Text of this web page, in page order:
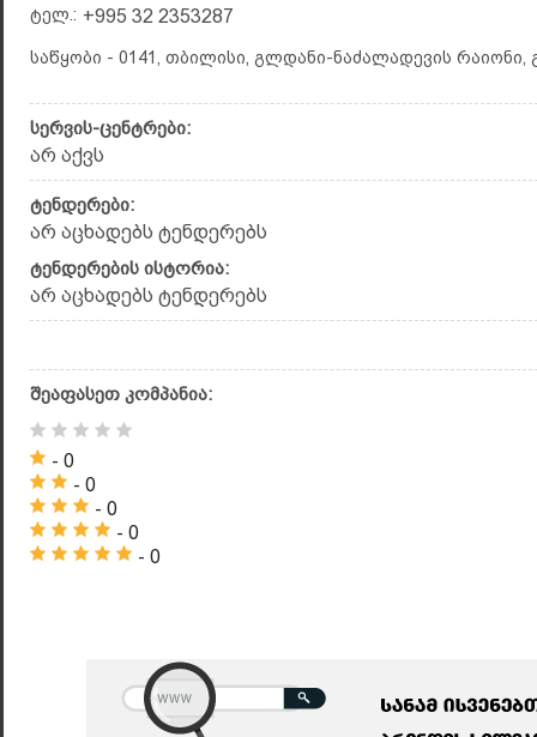
ტელ.: +995 32 2353287
საწყობი - 0141, თბილისი, გლდანი-ნაძალადევის რაიონი,
სერვის-ცენტრები:
არ აქვს
ტენდერები:
არ აცხადებს ტენდერებს
ტენდერების ისტორია:
არ აცხადებს ტენდერებს
შეაფასეთ კომპანია:
- 0
- 0
- 0
- 0
- 0